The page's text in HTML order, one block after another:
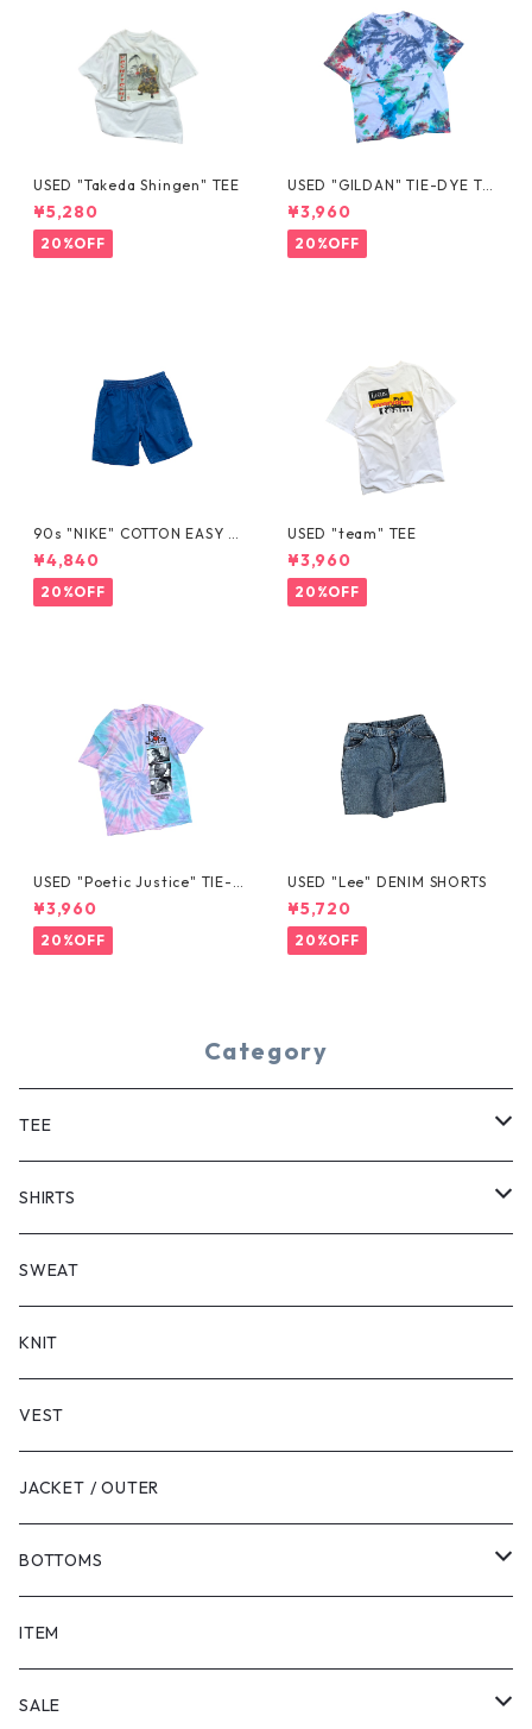
USED "Takeda Shingen" TEE
¥5,280
20%OFF
USED "GILDAN" TIE-DYE TE
E
¥3,960
20%OFF
90s "NIKE" COTTON EASY S
HORTS
¥4,840
20%OFF
USED "team" TEE
¥3,960
20%OFF
USED "Poetic Justice" TIE-D
YE TEE
¥3,960
20%OFF
USED "Lee" DENIM SHORTS
¥5,720
20%OFF
Category
TEE
SHORT SLEEVE
LONG SLEEVE
SHIRTS
SHORT SLEEVE
LONG SLEEVE
SWEAT
KNIT
VEST
JACKET / OUTER
BOTTOMS
SHORTS
PANTS
ITEM
SALE